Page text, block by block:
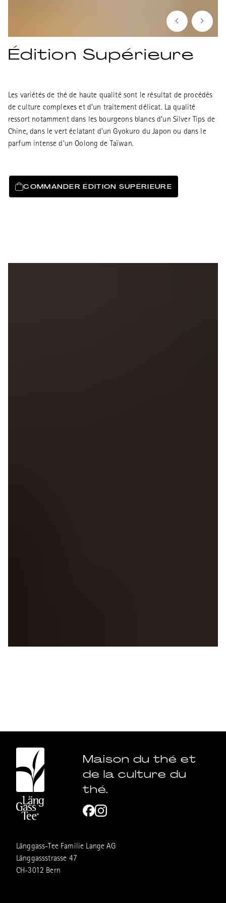
Édition Supérieure
Les variétés de thé de haute qualité sont le résultat de procédés
de culture complexes et d’un traitement délicat. La qualité
ressort notamment dans les bourgeons blancs d’un Silver Tips de
Chine, dans le vert éclatant d’un Gyokuro du Japon ou dans le
parfum intense d’un Oolong de Taïwan.
COMMANDER ÉDITION SUPÉRIEURE
Maison du thé et
de la culture du
thé.
Länggass-Tee Familie Lange AG
Länggassstrasse 47
CH-3012 Bern